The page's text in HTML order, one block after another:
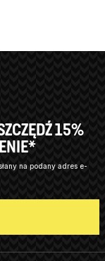
15%
na podany adres e-